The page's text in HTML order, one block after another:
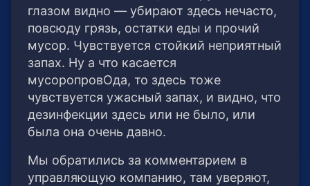
глазом видно — убирают здесь нечасто,
повсюду грязь, остатки еды и прочий
мусор. Чувствуется стойкий неприятный
запах. Ну а что касается
мусоропровОда, то здесь тоже
чувствуется ужасный запах, и видно, что
дезинфекции здесь или не было, или
была она очень давно.
Мы обратились за комментарием в
управляющую компанию, там уверяют,